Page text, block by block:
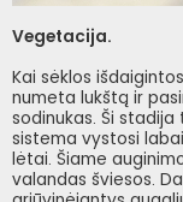
Vegetacija.
Kai sėklos
numeta lukštą ir
sodinukas. Ši stadija
sistema vystosi
lėtai. Šiame
valandas šviesos.